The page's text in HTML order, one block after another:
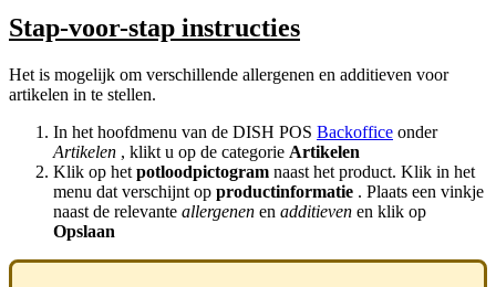
Stap-voor-stap instructies
Het is mogelijk om verschillende allergenen en additieven voor
artikelen in te stellen.
In het hoofdmenu van de DISH POS Backoffice onder
Artikelen , klikt u op de categorie Artikelen
Klik op het potloodpictogram naast het product. Klik in het
menu dat verschijnt op productinformatie . Plaats een vinkje
naast de relevante allergenen en additieven en klik op
Opslaan